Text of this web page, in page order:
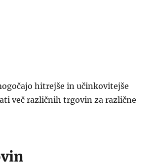
hitrejše in učinkovitejše
več različnih trgovin za različne